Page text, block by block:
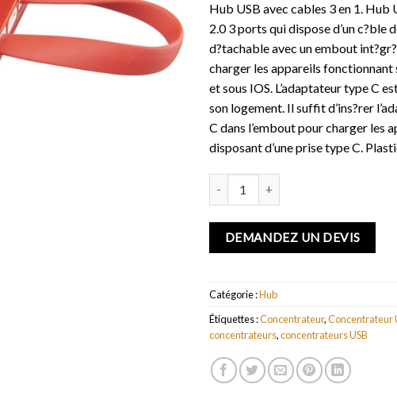
Hub USB avec cables 3 en 1. Hub
2.0 3 ports qui dispose d’un c?ble
d?tachable avec un embout
charger les appareils fonctionnant
et sous IOS. L’adaptateur type C
son logement. Il suffit d’ins?rer
C dans l’embout pour charger les
disposant d’une prise type C.
DEMANDEZ UN DEVIS
Catégorie :Hub
Étiquettes :Concentrateur,Concentrateur
concentrateurs,concentrateurs USB